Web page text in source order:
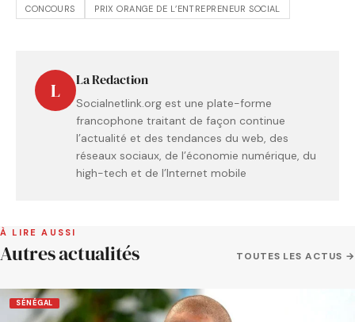
CONCOURS PRIX ORANGE DE L’ENTREPRENEUR SOCIAL
L La Redaction
Socialnetlink.org est une plate-forme
francophone traitant de façon continue
l’actualité et des tendances du web, des
réseaux sociaux, de l’économie numérique, du
high-tech et de l’Internet mobile
À LIRE AUSSI
Autres actualités TOUTES LES ACTUS →
SÉNÉGAL